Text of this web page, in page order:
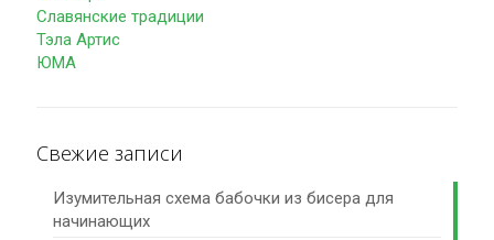
Славянские традиции
Тэла Артис
ЮМА
Свежие записи
Изумительная схема бабочки из бисера для
начинающих